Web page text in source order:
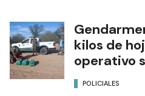
kilos de
operativo
POLICIALES